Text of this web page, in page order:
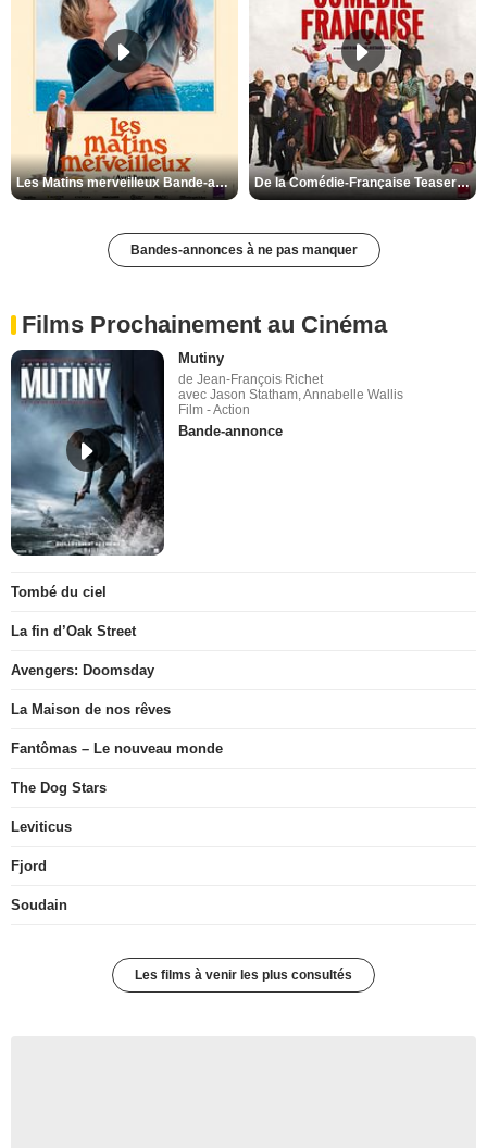
Les Matins merveilleux Bande-annonce VF De la Comédie-Française Teaser VF
Bandes-annonces à ne pas manquer
Films Prochainement au Cinéma
Mutiny
de Jean-François Richet
avec Jason Statham, Annabelle Wallis
Film - Action
Bande-annonce
Tombé du ciel
La fin d’Oak Street
Avengers: Doomsday
La Maison de nos rêves
Fantômas – Le nouveau monde
The Dog Stars
Leviticus
Fjord
Soudain
Les films à venir les plus consultés